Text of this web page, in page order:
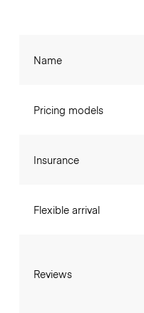
Name
Pricing models
Insurance
Flexible arrival
Reviews